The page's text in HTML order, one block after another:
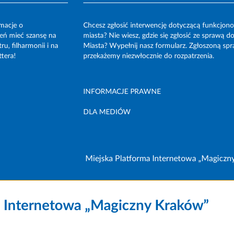
o
mieć szansę na
filharmonii i na
Chcesz zgłosić interwencję dotyczącą
miasta? Nie wiesz, gdzie się zgłosić ze sprawą
Miasta? Wypełnij nasz formularz. Zgłoszoną
przekażemy niezwłocznie do rozpatrzenia.
INFORMACJE PRAWNE
DLA MEDIÓW
Miejska Platforma Internetowa
„Magiczny Kraków”